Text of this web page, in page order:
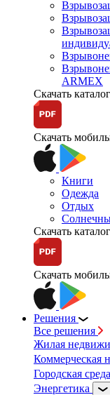
ARMEX
Скачать каталог
Скачать
Книги
Одежда
Отдых
Скачать каталог
Скачать
Решения
Все решения
Жилая
Коммерческая
Городская среда
Энергетика